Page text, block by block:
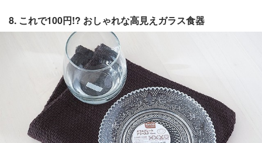
8. これで100円!? おしゃれな高見えガラス食器